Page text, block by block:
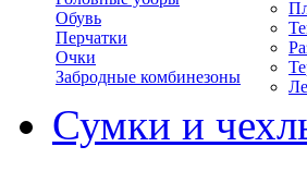
Обувь
Перчатки
Очки
Забродные комбинезоны
Сумки и